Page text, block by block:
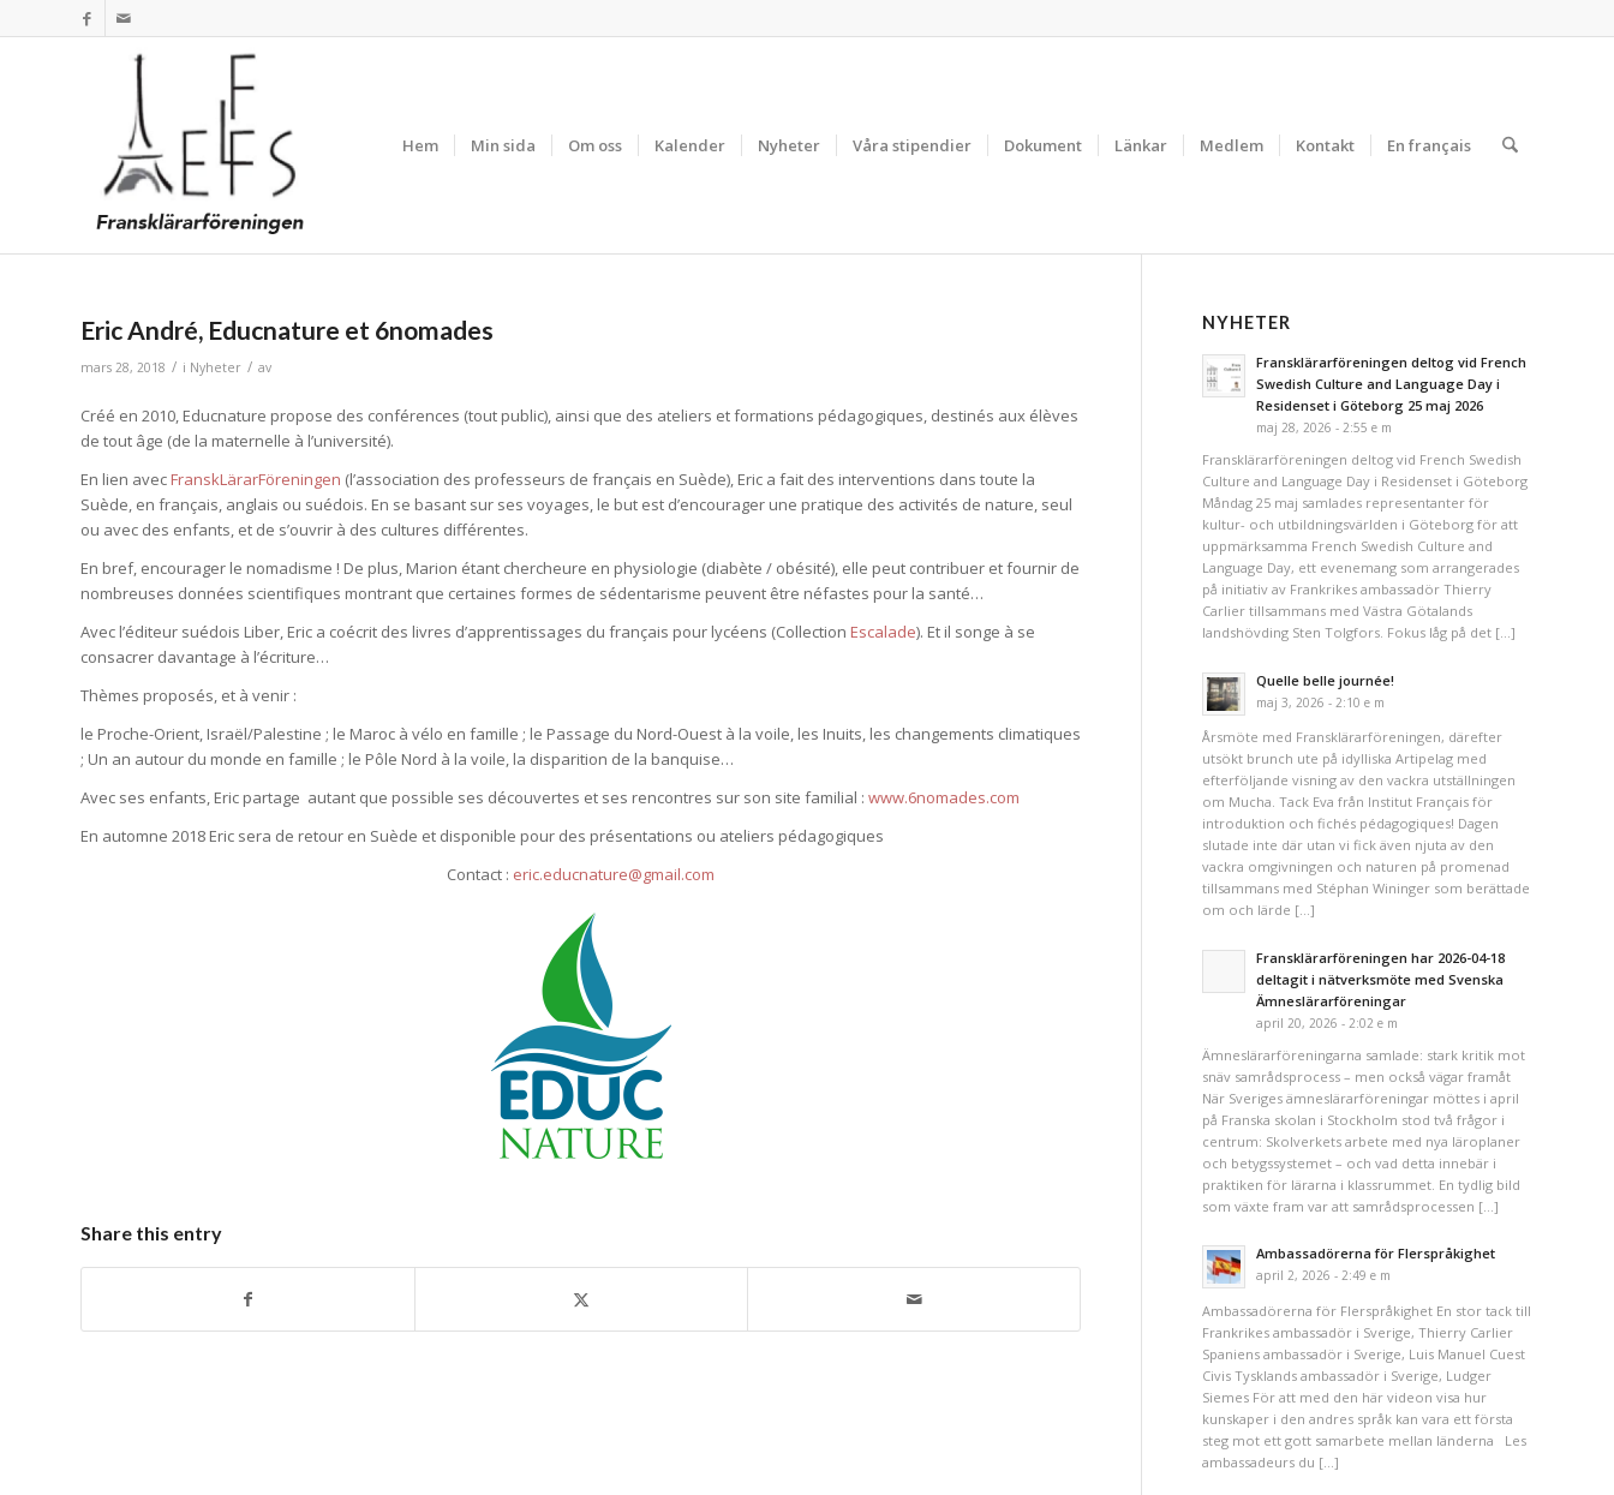
Hem Min sida Om oss Kalender Nyheter Våra stipendier Dokument Länkar Medlem Kontakt En français
Eric André, Educnature et 6nomades
mars 28, 2018 / i Nyheter / av
Créé en 2010, Educnature propose des conférences (tout public), ainsi que des ateliers et formations pédagogiques, destinés aux élèves
de tout âge (de la maternelle à l’université).
En lien avec FranskLärarFöreningen (l’association des professeurs de français en Suède), Eric a fait des interventions dans toute la
Suède, en français, anglais ou suédois. En se basant sur ses voyages, le but est d’encourager une pratique des activités de nature, seul
ou avec des enfants, et de s’ouvrir à des cultures différentes.
En bref, encourager le nomadisme ! De plus, Marion étant chercheure en physiologie (diabète / obésité), elle peut contribuer et fournir de
nombreuses données scientifiques montrant que certaines formes de sédentarisme peuvent être néfastes pour la santé…
Avec l’éditeur suédois Liber, Eric a coécrit des livres d’apprentissages du français pour lycéens (Collection Escalade). Et il songe à se
consacrer davantage à l’écriture…
Thèmes proposés, et à venir :
le Proche-Orient, Israël/Palestine ; le Maroc à vélo en famille ; le Passage du Nord-Ouest à la voile, les Inuits, les changements climatiques
; Un an autour du monde en famille ; le Pôle Nord à la voile, la disparition de la banquise…
Avec ses enfants, Eric partage autant que possible ses découvertes et ses rencontres sur son site familial : www.6nomades.com
En automne 2018 Eric sera de retour en Suède et disponible pour des présentations ou ateliers pédagogiques
Contact : eric.educnature@gmail.com
Share this entry
NYHETER
Fransklärarföreningen deltog vid French
Swedish Culture and Language Day i
Residenset i Göteborg 25 maj 2026
maj 28, 2026 - 2:55 e m
Fransklärarföreningen deltog vid French Swedish
Culture and Language Day i Residenset i Göteborg
Måndag 25 maj samlades representanter för
kultur- och utbildningsvärlden i Göteborg för att
uppmärksamma French Swedish Culture and
Language Day, ett evenemang som arrangerades
på initiativ av Frankrikes ambassadör Thierry
Carlier tillsammans med Västra Götalands
landshövding Sten Tolgfors. Fokus låg på det […]
Quelle belle journée!
maj 3, 2026 - 2:10 e m
Årsmöte med Fransklärarföreningen, därefter
utsökt brunch ute på idylliska Artipelag med
efterföljande visning av den vackra utställningen
om Mucha. Tack Eva från Institut Français för
introduktion och fichés pédagogiques! Dagen
slutade inte där utan vi fick även njuta av den
vackra omgivningen och naturen på promenad
tillsammans med Stéphan Wininger som berättade
om och lärde […]
Fransklärarföreningen har 2026-04-18
deltagit i nätverksmöte med Svenska
Ämneslärarföreningar
april 20, 2026 - 2:02 e m
Ämneslärarföreningarna samlade: stark kritik mot
snäv samrådsprocess – men också vägar framåt
När Sveriges ämneslärarföreningar möttes i april
på Franska skolan i Stockholm stod två frågor i
centrum: Skolverkets arbete med nya läroplaner
och betygssystemet – och vad detta innebär i
praktiken för lärarna i klassrummet. En tydlig bild
som växte fram var att samrådsprocessen […]
Ambassadörerna för Flerspråkighet
april 2, 2026 - 2:49 e m
Ambassadörerna för Flerspråkighet En stor tack till
Frankrikes ambassadör i Sverige, Thierry Carlier
Spaniens ambassadör i Sverige, Luis Manuel Cuest
Civis Tysklands ambassadör i Sverige, Ludger
Siemes För att med den här videon visa hur
kunskaper i den andres språk kan vara ett första
steg mot ett gott samarbete mellan länderna Les
ambassadeurs du […]